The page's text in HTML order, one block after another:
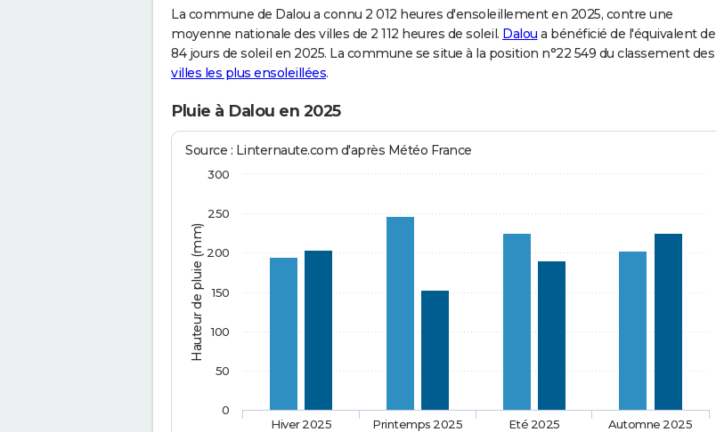
La commune de Dalou a connu 2 012 heures d'ensoleillement en 2025, contre une
moyenne nationale des villes de 2 112 heures de soleil. Dalou a bénéficié de l'équivalent de
84 jours de soleil en 2025. La commune se situe à la position n°22 549 du classement des
villes les plus ensoleillées.
Pluie à Dalou en 2025
Hauteur de pluie (mm)
Source : Linternaute.com d'après Météo France
Hiver 2025 Printemps 2025 Eté 2025 Automne 2025
0
50
100
150
200
250
300